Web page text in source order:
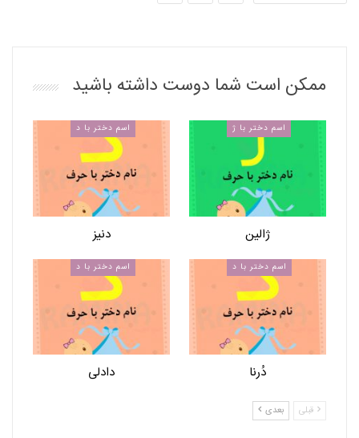
ممکن است شما دوست داشته باشید
اسم دختر با ژ
ژالین
اسم دختر با د
دنیز
اسم دختر با د
دُرنا
اسم دختر با د
دادلی
قبلی بعدی